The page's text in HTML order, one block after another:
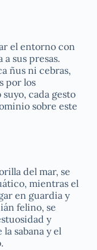
el entorno con
sus presas.
ñus ni cebras,
por los
cada gesto
sobre este
del mar, se
mientras el
en guardia y
felino, se
y
sabana y el